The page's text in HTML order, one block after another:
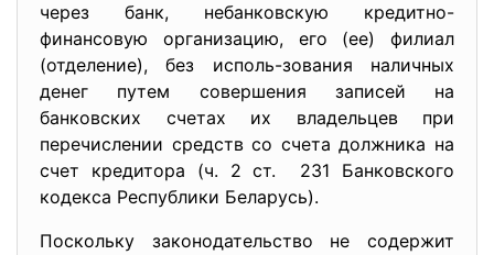
через банк, небанковскую кредитно-
финансовую организацию, его (ее) филиал
(отделение), без исполь-зования наличных
денег путем совершения записей на
банковских счетах их владельцев при
перечислении средств со счета должника на
счет кредитора (ч. 2 ст. 231 Банковского
кодекса Республики Беларусь).
Поскольку законодательство не содержит